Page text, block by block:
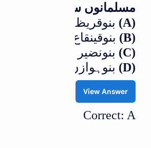
مسلمانوں سے بدعہدی کی؟
(A)
بنوقریظہ
(B)
بنوقینقاع
(C)
بنونضیر
(D)
بنوہوازن
View Answer
Correct: A